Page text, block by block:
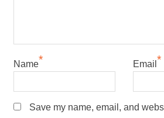
Name* Email *
Save my name, email, and